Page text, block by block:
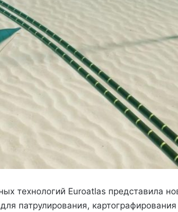
технологий Euroatlas представила
патрулирования,